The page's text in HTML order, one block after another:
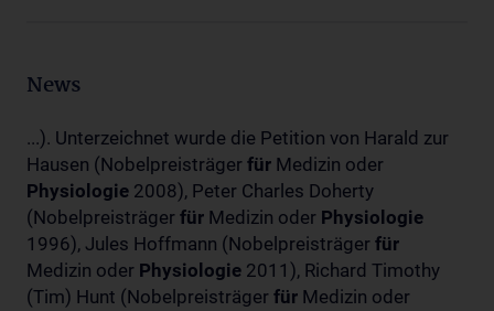
News
...). Unterzeichnet wurde die Petition von Harald zur
Hausen (Nobelpreisträger für Medizin oder
Physiologie 2008), Peter Charles Doherty
(Nobelpreisträger für Medizin oder Physiologie
1996), Jules Hoffmann (Nobelpreisträger für
Medizin oder Physiologie 2011), Richard Timothy
(Tim) Hunt (Nobelpreisträger für Medizin oder